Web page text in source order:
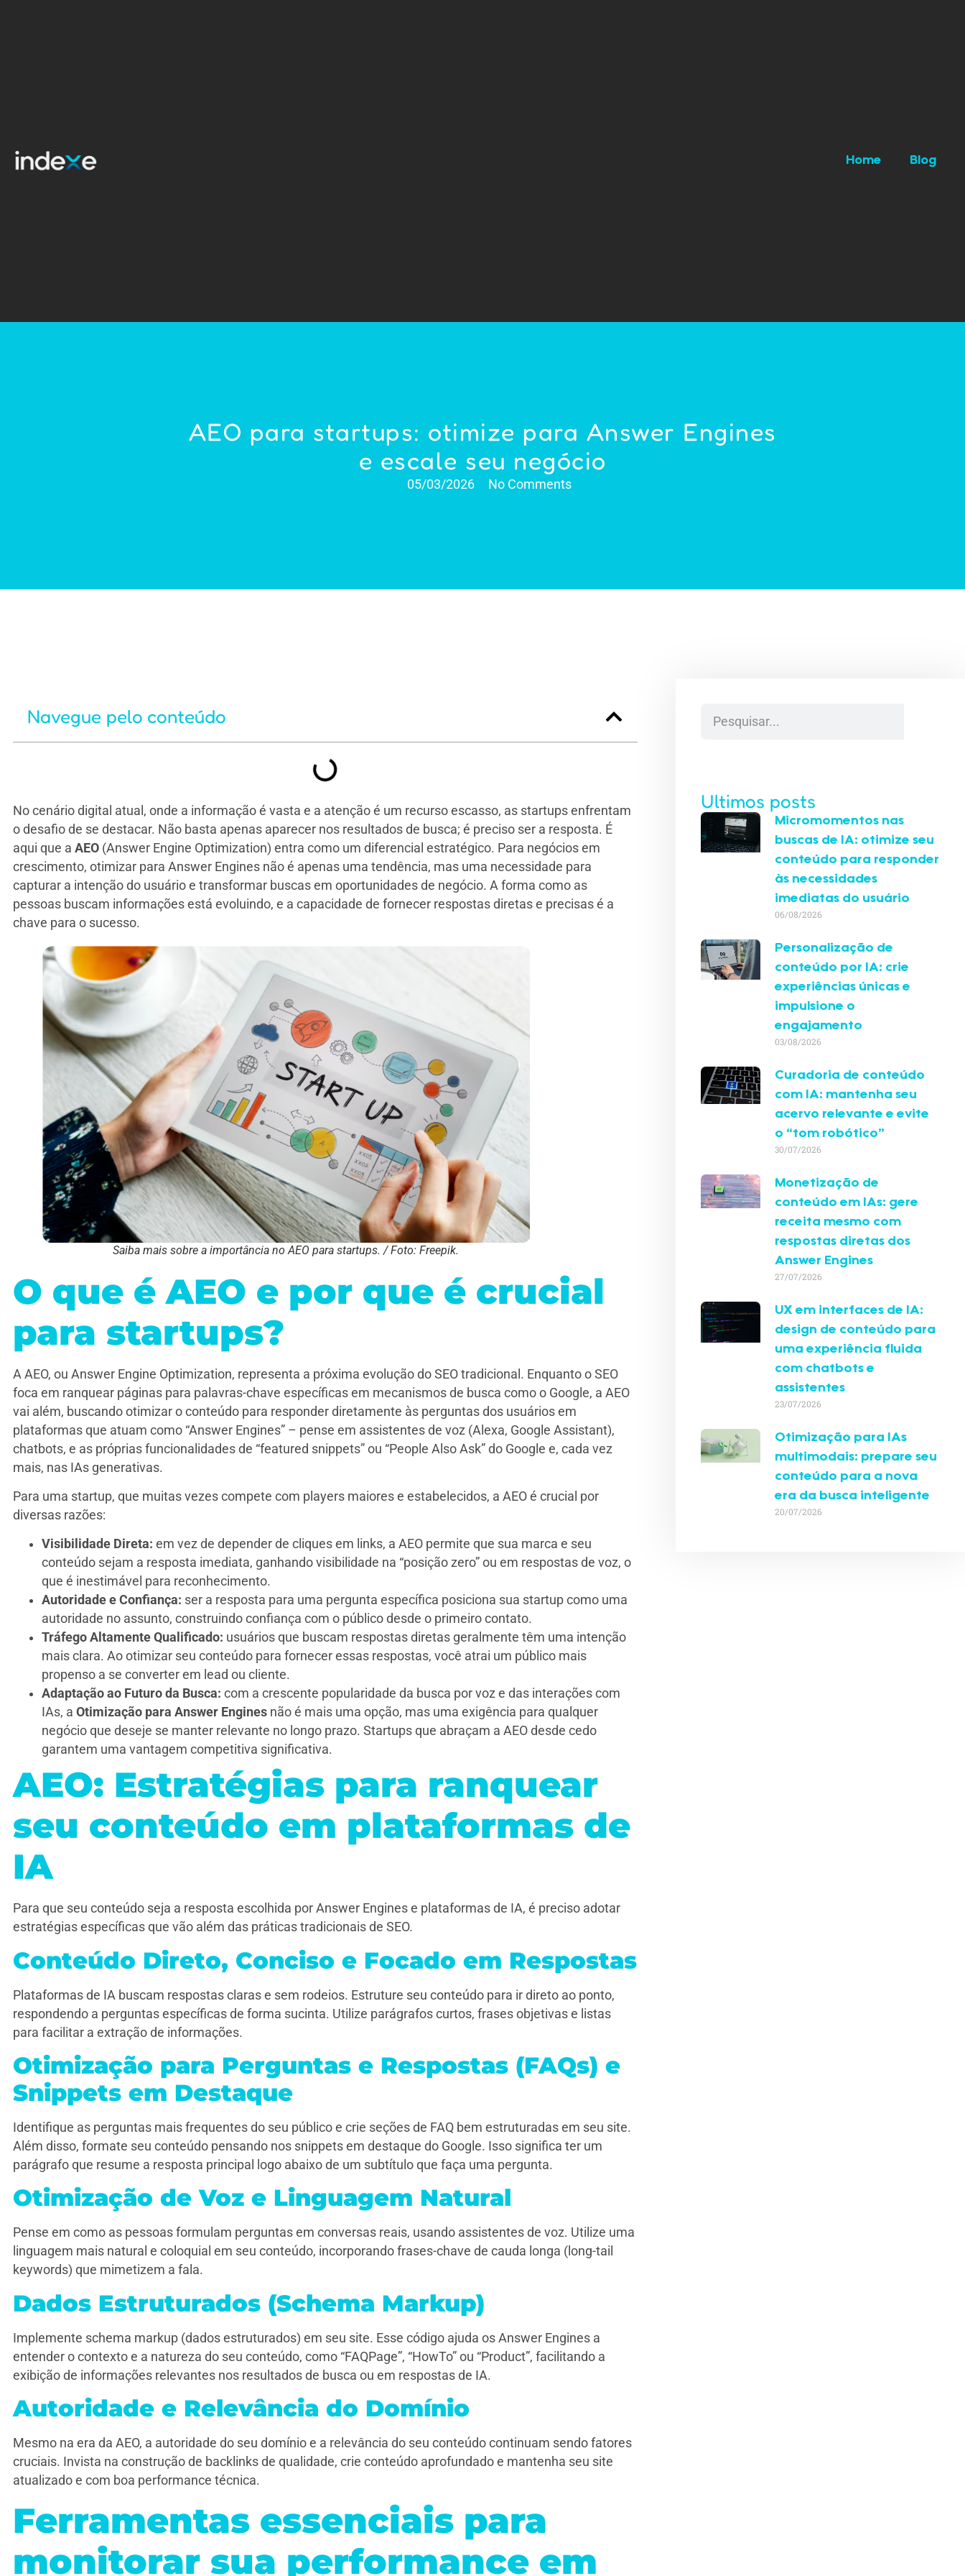
Home Blog
AEO para startups: otimize para Answer Engines
e escale seu negócio
05/03/2026 No Comments
Navegue pelo conteúdo
No cenário digital atual, onde a informação é vasta e a atenção é um recurso escasso, as startups enfrentam
o desafio de se destacar. Não basta apenas aparecer nos resultados de busca; é preciso ser a resposta. É
aqui que a AEO(Answer Engine Optimization) entra como um diferencial estratégico. Para negócios em
crescimento, otimizar para Answer Engines não é apenas uma tendência, mas uma necessidade para
capturar a intenção do usuário e transformar buscas em oportunidades de negócio. A forma como as
pessoas buscam informações está evoluindo, e a capacidade de fornecer respostas diretas e precisas é a
chave para o sucesso.
Saiba mais sobre a importância no AEO para startups. / Foto: Freepik.
O que é AEO e por que é crucial
para startups?
A AEO, ou Answer Engine Optimization, representa a próxima evolução do SEO tradicional. Enquanto o SEO
foca em ranquear páginas para palavras-chave específicas em mecanismos de busca como o Google, a AEO
vai além, buscando otimizar o conteúdo para responder diretamente às perguntas dos usuários em
plataformas que atuam como “Answer Engines” – pense em assistentes de voz (Alexa, Google Assistant),
chatbots, e as próprias funcionalidades de “featured snippets” ou “People Also Ask” do Google e, cada vez
mais, nas IAs generativas.
Para uma startup, que muitas vezes compete com players maiores e estabelecidos, a AEO é crucial por
diversas razões:
Visibilidade Direta: em vez de depender de cliques em links, a AEO permite que sua marca e seu
conteúdo sejam a resposta imediata, ganhando visibilidade na “posição zero” ou em respostas de voz, o
que é inestimável para reconhecimento.
Autoridade e Confiança: ser a resposta para uma pergunta específica posiciona sua startup como uma
autoridade no assunto, construindo confiança com o público desde o primeiro contato.
Tráfego Altamente Qualificado: usuários que buscam respostas diretas geralmente têm uma intenção
mais clara. Ao otimizar seu conteúdo para fornecer essas respostas, você atrai um público mais
propenso a se converter em lead ou cliente.
Adaptação ao Futuro da Busca: com a crescente popularidade da busca por voz e das interações com
IAs, a Otimização para Answer Enginesnão é mais uma opção, mas uma exigência para qualquer
negócio que deseje se manter relevante no longo prazo. Startups que abraçam a AEO desde cedo
garantem uma vantagem competitiva significativa.
AEO: Estratégias para ranquear
seu conteúdo em plataformas de
IA
Para que seu conteúdo seja a resposta escolhida por Answer Engines e plataformas de IA, é preciso adotar
estratégias específicas que vão além das práticas tradicionais de SEO.
Conteúdo Direto, Conciso e Focado em Respostas
Plataformas de IA buscam respostas claras e sem rodeios. Estruture seu conteúdo para ir direto ao ponto,
respondendo a perguntas específicas de forma sucinta. Utilize parágrafos curtos, frases objetivas e listas
para facilitar a extração de informações.
Otimização para Perguntas e Respostas (FAQs) e
Snippets em Destaque
Identifique as perguntas mais frequentes do seu público e crie seções de FAQ bem estruturadas em seu site.
Além disso, formate seu conteúdo pensando nos snippets em destaque do Google. Isso significa ter um
parágrafo que resume a resposta principal logo abaixo de um subtítulo que faça uma pergunta.
Otimização de Voz e Linguagem Natural
Pense em como as pessoas formulam perguntas em conversas reais, usando assistentes de voz. Utilize uma
linguagem mais natural e coloquial em seu conteúdo, incorporando frases-chave de cauda longa (long-tail
keywords) que mimetizem a fala.
Dados Estruturados (Schema Markup)
Implemente schema markup (dados estruturados) em seu site. Esse código ajuda os Answer Engines a
entender o contexto e a natureza do seu conteúdo, como “FAQPage”, “HowTo” ou “Product”, facilitando a
exibição de informações relevantes nos resultados de busca ou em respostas de IA.
Autoridade e Relevância do Domínio
Mesmo na era da AEO, a autoridade do seu domínio e a relevância do seu conteúdo continuam sendo fatores
cruciais. Invista na construção de backlinks de qualidade, crie conteúdo aprofundado e mantenha seu site
atualizado e com boa performance técnica.
Ferramentas essenciais para
monitorar sua performance em
Ultimos posts
Micromomentos nas
buscas de IA: otimize seu
conteúdo para responder
às necessidades
imediatas do usuário
06/08/2026
Personalização de
conteúdo por IA: crie
experiências únicas e
impulsione o
engajamento
03/08/2026
Curadoria de conteúdo
com IA: mantenha seu
acervo relevante e evite
o “tom robótico”
30/07/2026
Monetização de
conteúdo em IAs: gere
receita mesmo com
respostas diretas dos
Answer Engines
27/07/2026
UX em interfaces de IA:
design de conteúdo para
uma experiência fluida
com chatbots e
assistentes
23/07/2026
Otimização para IAs
multimodais: prepare seu
conteúdo para a nova
era da busca inteligente
20/07/2026